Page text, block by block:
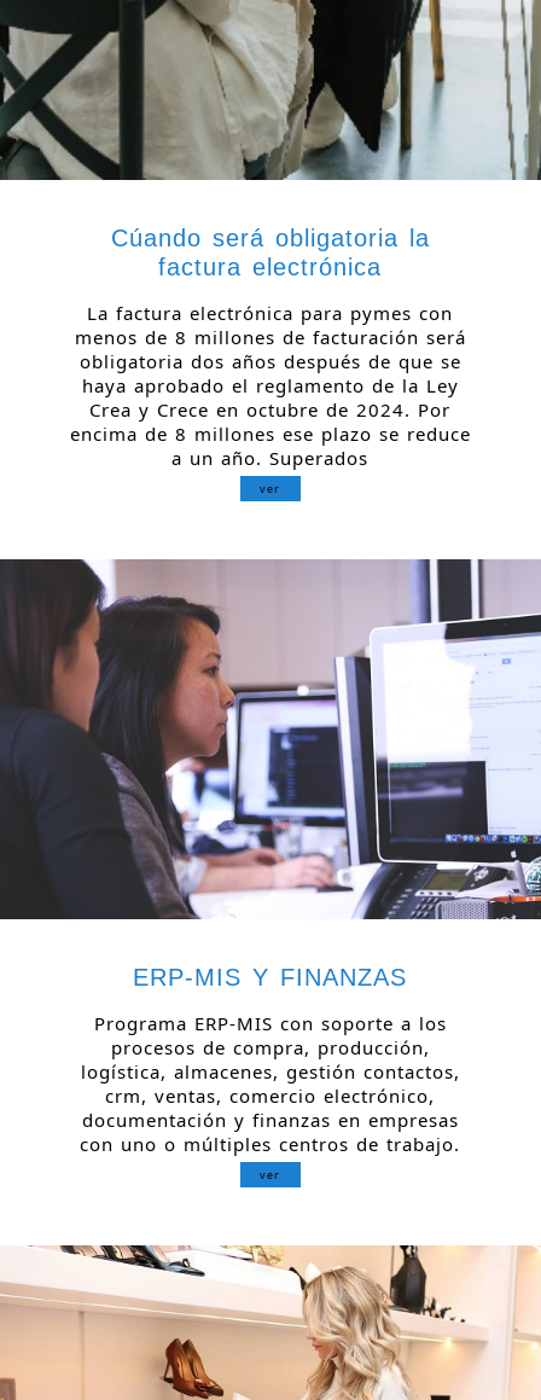
Cúando será obligatoria la
factura electrónica
La factura electrónica para pymes con
menos de 8 millones de facturación será
obligatoria dos años después de que se
haya aprobado el reglamento de la Ley
Crea y Crece en octubre de 2024. Por
encima de 8 millones ese plazo se reduce
a un año. Superados
ver
ERP-MIS Y FINANZAS
Programa ERP-MIS con soporte a los
procesos de compra, producción,
logística, almacenes, gestión contactos,
crm, ventas, comercio electrónico,
documentación y finanzas en empresas
con uno o múltiples centros de trabajo.
ver